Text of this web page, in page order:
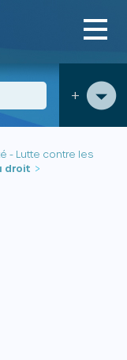
+
- Lutte contre les
droit >